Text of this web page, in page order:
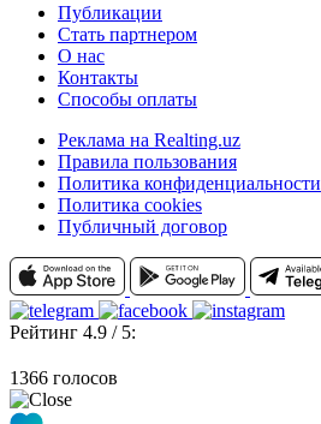
Публикации
Стать партнером
О нас
Контакты
Способы оплаты
Реклама на Realting.uz
Правила пользования
Политика конфиденциальности
Политика cookies
Публичный договор
Рейтинг 4.9 / 5:
1366 голосов